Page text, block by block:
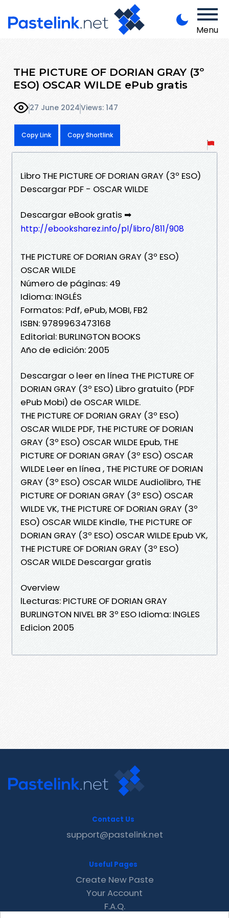
Menu
THE PICTURE OF DORIAN GRAY (3º
ESO) OSCAR WILDE ePub gratis
27 June 2024Views: 147
Copy Link Copy Shortlink
Libro THE PICTURE OF DORIAN GRAY (3º ESO)
Descargar PDF - OSCAR WILDE
Descargar eBook gratis ➡
http://ebooksharez.info/pl/libro/811/908
THE PICTURE OF DORIAN GRAY (3º ESO)
OSCAR WILDE
Número de páginas: 49
Idioma: INGLÉS
Formatos: Pdf, ePub, MOBI, FB2
ISBN: 9789963473168
Editorial: BURLINGTON BOOKS
Año de edición: 2005
Descargar o leer en línea THE PICTURE OF
DORIAN GRAY (3º ESO) Libro gratuito (PDF
ePub Mobi) de OSCAR WILDE.
THE PICTURE OF DORIAN GRAY (3º ESO)
OSCAR WILDE PDF, THE PICTURE OF DORIAN
GRAY (3º ESO) OSCAR WILDE Epub, THE
PICTURE OF DORIAN GRAY (3º ESO) OSCAR
WILDE Leer en línea , THE PICTURE OF DORIAN
GRAY (3º ESO) OSCAR WILDE Audiolibro, THE
PICTURE OF DORIAN GRAY (3º ESO) OSCAR
WILDE VK, THE PICTURE OF DORIAN GRAY (3º
ESO) OSCAR WILDE Kindle, THE PICTURE OF
DORIAN GRAY (3º ESO) OSCAR WILDE Epub VK,
THE PICTURE OF DORIAN GRAY (3º ESO)
OSCAR WILDE Descargar gratis
Overview
lLecturas: PICTURE OF DORIAN GRAY
BURLINGTON NIVEL BR 3º ESO Idioma: INGLES
Edicion 2005
Contact Us
support@pastelink.net
Useful Pages
Create New Paste
Your Account
F.A.Q.